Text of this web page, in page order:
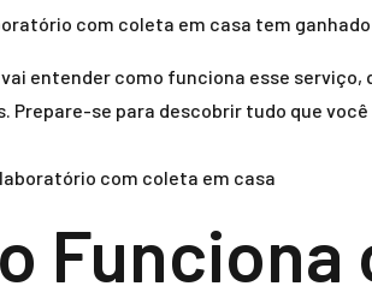
com coleta em casa tem
entender como funciona esse
Prepare-se para descobrir tudo que
Funciona